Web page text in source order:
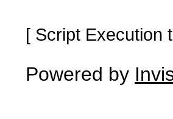
[ Script
Powered by